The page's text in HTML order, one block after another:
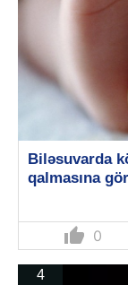
Biləsuvarda
qalmasına
thumb_up 0
4